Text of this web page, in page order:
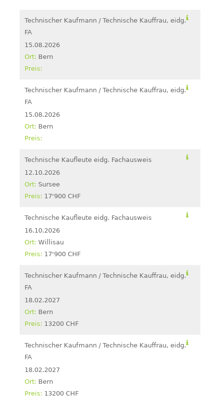
Technischer Kaufmann / Technische Kauffrau, eidg.
FA
15.08.2026
Bern
Technischer Kaufmann / Technische Kauffrau, eidg.
FA
15.08.2026
Bern
Technische Kaufleute eidg. Fachausweis
12.10.2026
Sursee
17'900 CHF
Technische Kaufleute eidg. Fachausweis
16.10.2026
Willisau
17'900 CHF
Technischer Kaufmann / Technische Kauffrau, eidg.
FA
18.02.2027
Bern
13200 CHF
Technischer Kaufmann / Technische Kauffrau, eidg.
FA
18.02.2027
Bern
13200 CHF